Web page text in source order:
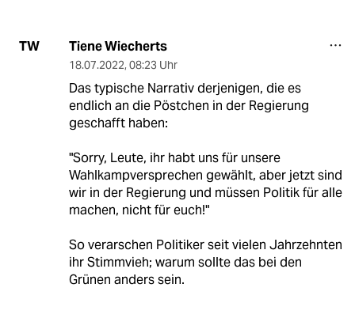
TW Tiene Wiecherts
18.07.2022, 08:23 Uhr
Das typische Narrativ derjenigen, die es
endlich an die Pöstchen in der Regierung
geschafft haben:
"Sorry, Leute, ihr habt uns für unsere
Wahlkampversprechen gewählt, aber jetzt sind
wir in der Regierung und müssen Politik für alle
machen, nicht für euch!"
So verarschen Politiker seit vielen Jahrzehnten
ihr Stimmvieh; warum sollte das bei den
Grünen anders sein.